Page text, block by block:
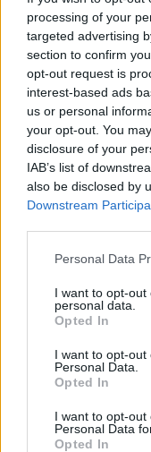
processing of your
targeted advertising
section to confirm
opt-out request is
interest-based ads
us or personal
your opt-out. You
disclosure of your
IAB’s list of
also be disclosed by
Downstream
Personal Data
I want to opt-
personal data.
Opted In
I want to opt-out
Personal Data.
Opted In
I want to opt-
Personal Data
Opted In
Tags: Cayenne
Nova geração
Zuffenhausen
Related Posts